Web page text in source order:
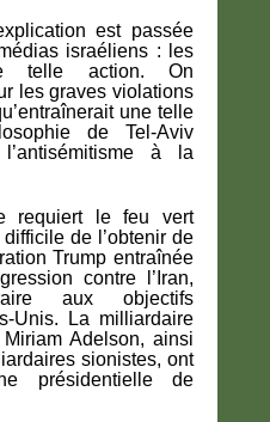
est passée
israéliens : les
telle action. On
les graves violations
une telle
de Tel-Aviv
à la
requiert le feu vert
de l’obtenir de
Trump entraînée
contre l’Iran,
aux objectifs
Unis. La milliardaire
Adelson, ainsi
sionistes, ont
présidentielle de